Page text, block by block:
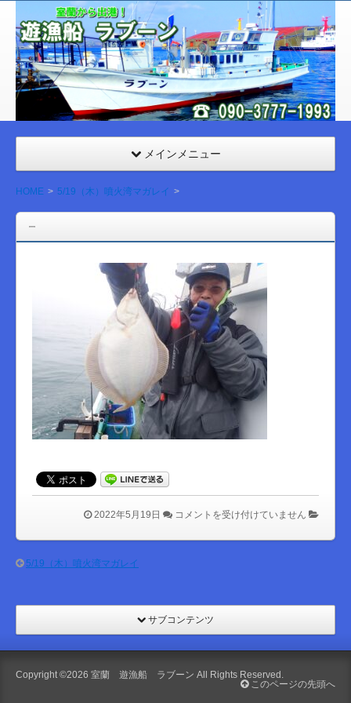
室
蘭
遊漁
船
ラブ
ーン
メインメニュー
HOME 5/19（木）噴火湾マガレイ
2022年5月19日 は
コメントを受け付けていません
5/19（木）噴火湾マガレイ
サブコンテンツ
Copyright ©2026 室蘭 遊漁船 ラブーン All Rights Reserved.
このページの先頭へ